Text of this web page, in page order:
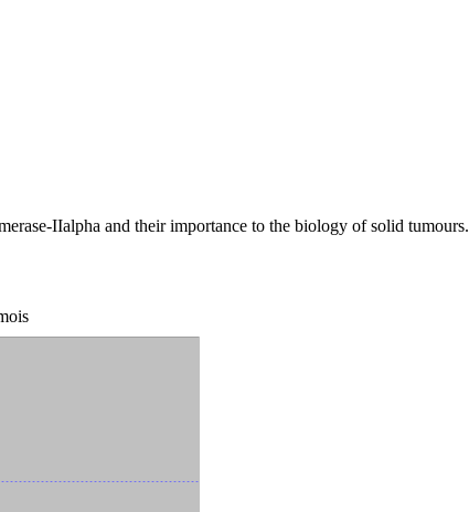
IIalpha and their importance to the biology of solid tumours.